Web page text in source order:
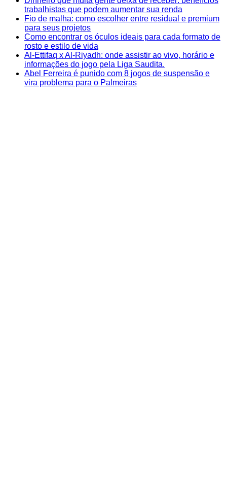
trabalhistas que podem aumentar sua renda
Fio de malha: como escolher entre residual e premium
para seus projetos
Como encontrar os óculos ideais para cada formato de
rosto e estilo de vida
Al-Ettifaq x Al-Riyadh: onde assistir ao vivo, horário e
informações do jogo pela Liga Saudita.
Abel Ferreira é punido com 8 jogos de suspensão e
vira problema para o Palmeiras